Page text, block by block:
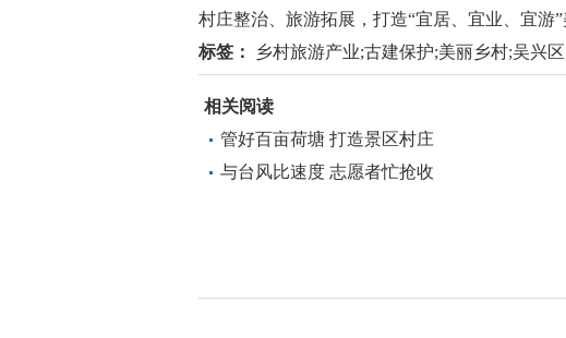
村庄整治、旅游拓展，打造“宜居、宜业、宜游
标签：
乡村旅游产业;古建保护;美丽乡村;吴兴
相关阅读
管好百亩荷塘 打造景区村庄
与台风比速度 志愿者忙抢收